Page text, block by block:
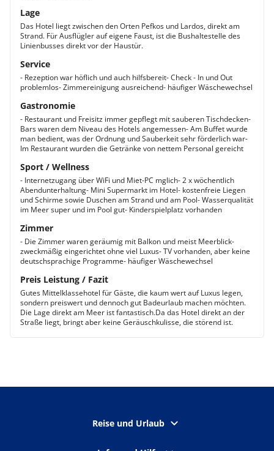
Lage
Das Hotel liegt zwischen den Orten Pefkos und Lardos, direkt am
Strand. Für Ausflügler auf eigene Faust, ist die Bushaltestelle des
Linienbusses direkt vor der Haustür.
Service
- Rezeption war höflich und auch hilfsbereit- Check - In und Out
problemlos- Zimmereinigung ausreichend- häufiger Wäschewechsel
Gastronomie
- Restaurant und Freisitz immer gepflegt mit sauberen Tischdecken-
Bars waren dem Niveau des Hotels angemessen- Am Buffet wurde
man bedient, was der Ordnung und Sauberkeit sehr förderlich war-
Im Restaurant wurden die Getränke von nettem Personal gereicht
Sport / Wellness
- Internetzugang über WiFi und Miet-PC mglich- 2 x wöchentlich
Abendunterhaltung- Mini Supermarkt im Hotel- kostenfreie Liegen
und Schirme sowie Duschen am Strand und am Pool- Wasserqualität
im Meer super und im Pool gut- Kinderspielplatz vorhanden
Zimmer
- Die Zimmer waren geräumig mit Balkon und meist Meerblick-
zweckmäßig eingerichtet ohne viel Luxus- TV vorhanden, aber keine
deutschsprachige Programme- häufiger Wäschewechsel
Preis Leistung / Fazit
Gutes Mittelklassehotel für Gäste, die kaum wert auf Luxus legen,
sondern preiswert und dennoch gut Badeurlaub machen möchten.
Die Lage direkt am Meer ist fantastisch.Da das Hotel direkt an der
Straße liegt, bringt aber keine Geräuschkulisse, die störend ist.
Reise und Urlaub